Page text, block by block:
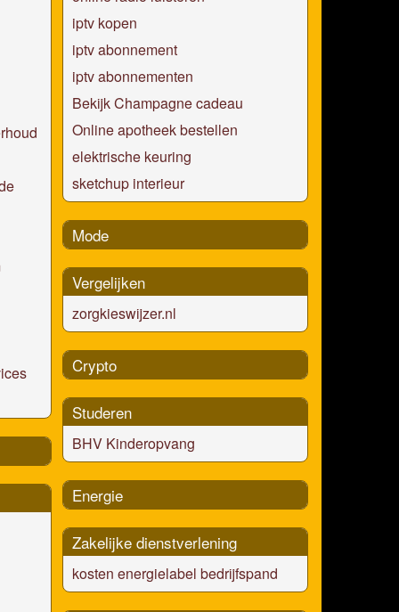
iptv kopen
iptv abonnement
iptv abonnementen
Bekijk Champagne cadeau
Online apotheek bestellen
elektrische keuring
sketchup interieur
Mode
Vergelijken
zorgkieswijzer.nl
Crypto
Studeren
BHV Kinderopvang
Energie
Zakelijke dienstverlening
kosten energielabel bedrijfspand